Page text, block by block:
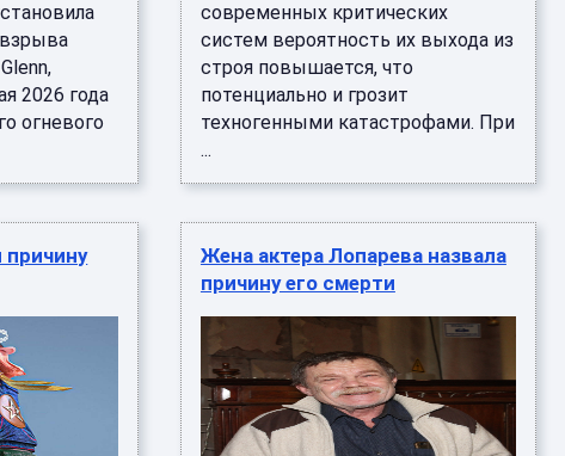
2026 года
огневого
современных критических
систем вероятность их выхода из
строя повышается, что
потенциально и грозит
техногенными катастрофами. При
...
Жена актера Лопарева назвала
причину его смерти